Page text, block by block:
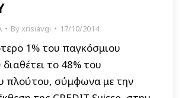
Byxrisiavgi 17/10/2014
1% του παγκόσμιου
το 48% του
πλούτου, σύμφωνα με την